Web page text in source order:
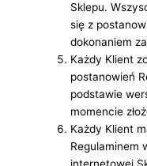
Sklepu.
się z
dokonaniem
Każdy Klient
postanowień
podstawie
momencie
Każdy Klient
Regulaminem